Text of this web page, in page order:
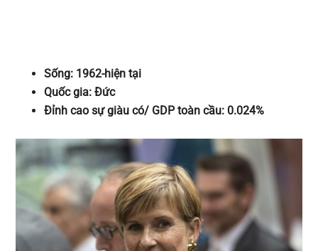
Sống: 1962-hiện tại
Quốc gia: Đức
Đỉnh cao sự giàu có/ GDP toàn cầu: 0.024%